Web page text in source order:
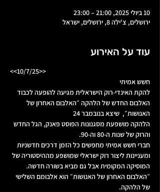
10 ביולי 2025, 21:00 – 23:00
ירושלים, צ'ילה 8, ירושלים, ישראל
עוד על האירוע
<<10/7/25>>
חשש אמיתי
להקת האינדי-רוק הישראלית מגיעה להופעה לכבוד
האלבום החדש של הלהקה ״האלבום האחרון של
האנושות״,  שיצא בנובמבר 24
הלהקה מושפעת מסגנונות הפוסט פאנק, הגל החדש
והרוק של שנות ה-80 וה-90.
חברי חשש אמיתי מחפשים כל הזמן דרכים חדשניות
ומעניינות ליצור רוק ישראלי שמושפע מההיסטוריה של
המוסיקה המקומית אבל גם מביא בשורה חדשה.
״האלבום האחרון של האנושות״ הוא אלבומם השלישי
של הלהקה.